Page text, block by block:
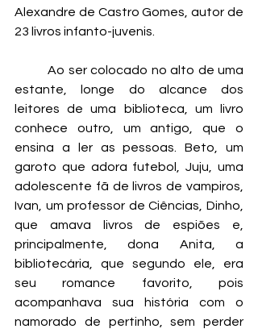
Alexandre de Castro Gomes, autor de
23 livros infanto-juvenis.
	Ao ser colocado no alto de uma
estante, longe do alcance dos
leitores de uma biblioteca, um livro
conhece outro, um antigo, que o
ensina a ler as pessoas. Beto, um
garoto que adora futebol, Juju, uma
adolescente fã de livros de vampiros,
Ivan, um professor de Ciências, Dinho,
que amava livros de espiões e,
principalmente, dona Anita, a
bibliotecária, que segundo ele, era
seu romance favorito, pois
acompanhava sua história com o
namorado de pertinho, sem perder